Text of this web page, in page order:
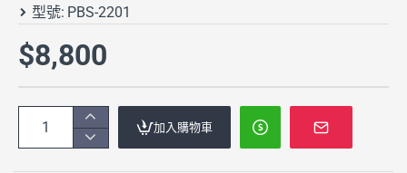
型號: PBS-2201
$8,800
加入購物車